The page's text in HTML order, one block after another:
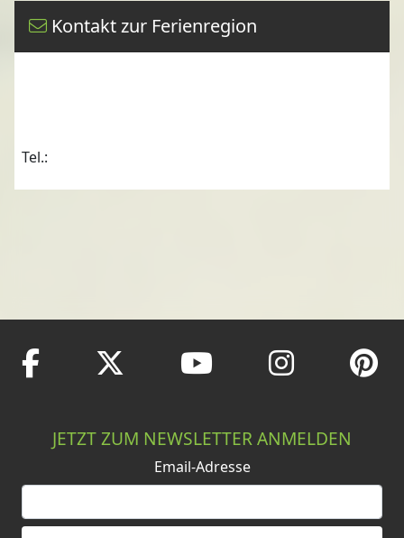
Kontakt zur Ferienregion
Tel.:
JETZT ZUM NEWSLETTER ANMELDEN
Email-Adresse